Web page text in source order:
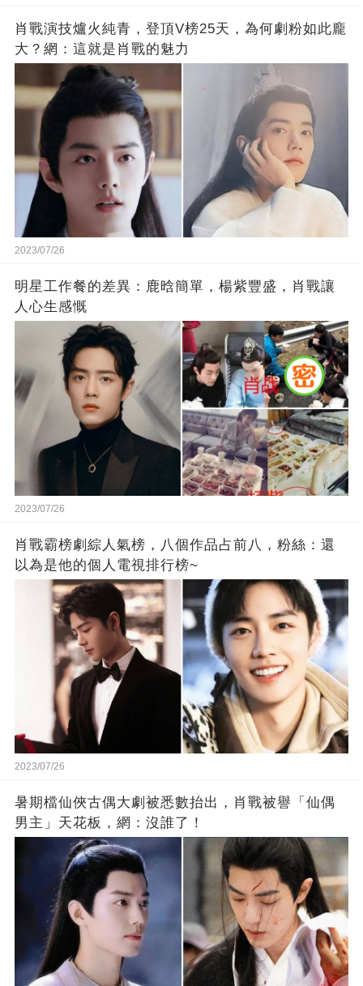
肖戰演技爐火純青，登頂V榜25天，為何劇粉如此龐
大？網：這就是肖戰的魅力
2023/07/26
明星工作餐的差異：鹿晗簡單，楊紫豐盛，肖戰讓
人心生感慨
2023/07/26
肖戰霸榜劇綜人氣榜，八個作品占前八，粉絲：還
以為是他的個人電視排行榜~
2023/07/26
暑期檔仙俠古偶大劇被悉數抬出，肖戰被譽「仙偶
男主」天花板，網：沒誰了！